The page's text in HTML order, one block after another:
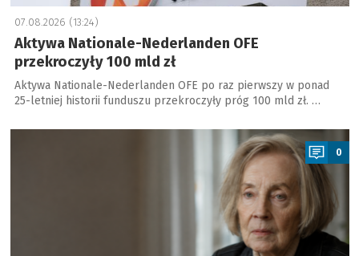
07.08.2026 (13:24)
Aktywa Nationale-Nederlanden OFE
przekroczyły 100 mld zł
Aktywa Nationale-Nederlanden OFE po raz pierwszy w ponad
25-letniej historii funduszu przekroczyły próg 100 mld zł. …
a
0